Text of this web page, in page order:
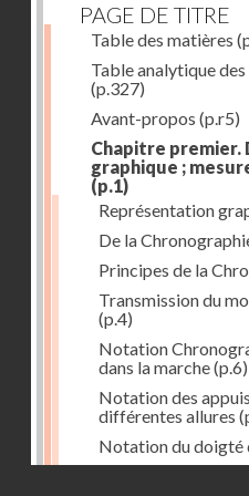
PAGE DE TITRE
Table des matières
Table analytique
(p.327)
Avant-propos (p.r5)
Chapitre premier.
graphique ;
(p.1)
Représentation
De la
Principes de la
Transmission du
(p.4)
Notation
dans la marche(p.6)
Notation des
différentes allures
Notation du doigté